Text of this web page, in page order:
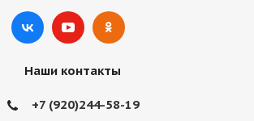
Наши контакты
+7 (920)244-58-19